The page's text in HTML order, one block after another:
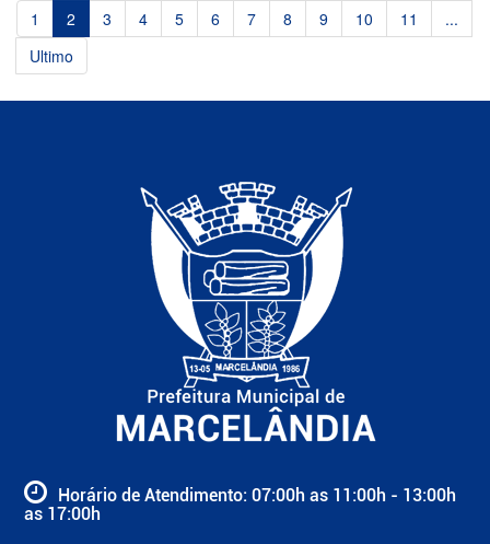
1 2 3 4 5 6 7 8 9 10 11
...
Ultimo
Horário de Atendimento: 07:00h as 11:00h - 13:00h
as 17:00h